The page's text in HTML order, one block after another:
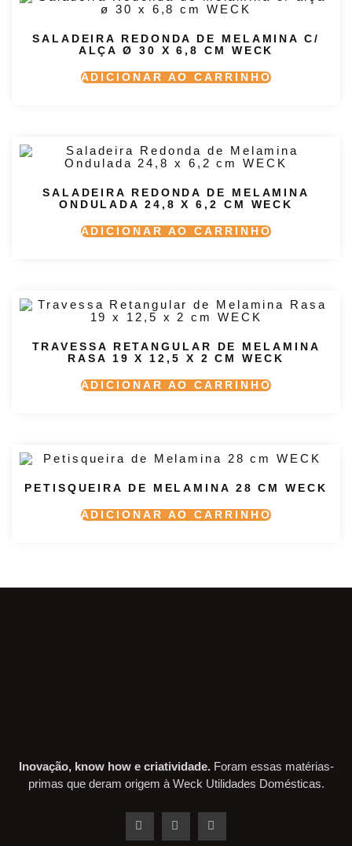
SALADEIRA REDONDA DE MELAMINA C/
ALÇA Ø 30 X 6,8 CM WECK
ADICIONAR AO CARRINHO
SALADEIRA REDONDA DE MELAMINA
ONDULADA 24,8 X 6,2 CM WECK
ADICIONAR AO CARRINHO
TRAVESSA RETANGULAR DE MELAMINA
RASA 19 X 12,5 X 2 CM WECK
ADICIONAR AO CARRINHO
PETISQUEIRA DE MELAMINA 28 CM WECK
ADICIONAR AO CARRINHO
Inovação, know how e criatividade. Foram essas matérias-
primas que deram origem à Weck Utilidades Domésticas.